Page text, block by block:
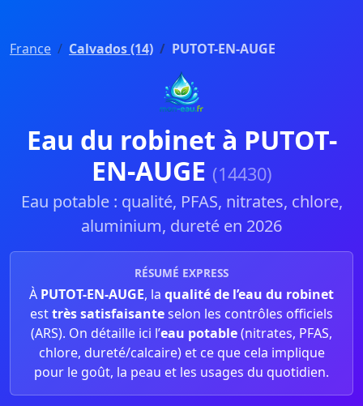
France Calvados (14) PUTOT-EN-AUGE
Eau du robinet à PUTOT-
EN-AUGE (14430)
Eau potable : qualité, PFAS, nitrates, chlore,
aluminium, dureté en 2026
RÉSUMÉ EXPRESS
À PUTOT-EN-AUGE, la qualité de l’eau du robinet
esttrès satisfaisanteselon les contrôles officiels
(ARS). On détaille ici l’eau potable(nitrates, PFAS,
chlore, dureté/calcaire) et ce que cela implique
pour le goût, la peau et les usages du quotidien.